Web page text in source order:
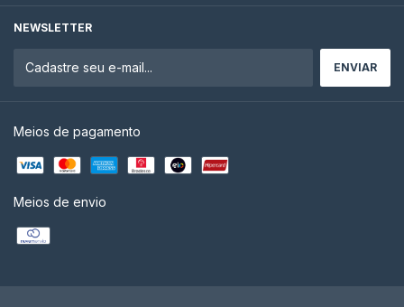
NEWSLETTER
Meios de pagamento
Meios de envio